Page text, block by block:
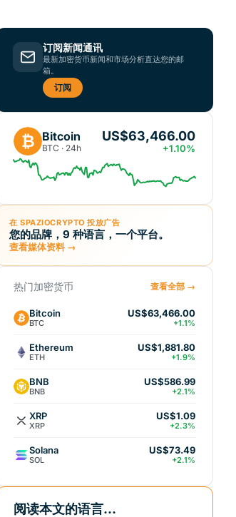
订阅新闻通讯
最新加密货币新闻和市场分析直达您的邮
箱。
订阅
₿ Bitcoin
BTC · 24h
US$63,466.00
+1.10%
在 SPAZIOCRYPTO 投放广告
您的品牌，9 种语言，一个平台。
查看媒体资料 →
热门加密货币 查看全部 →
Bitcoin
BTC
US$63,466.00
+1.1%
Ethereum
ETH
US$1,881.80
+1.9%
BNB
BNB
US$586.99
+2.1%
XRP
XRP
US$1.09
+2.3%
Solana
SOL
US$73.49
+2.1%
阅读本文的语言...